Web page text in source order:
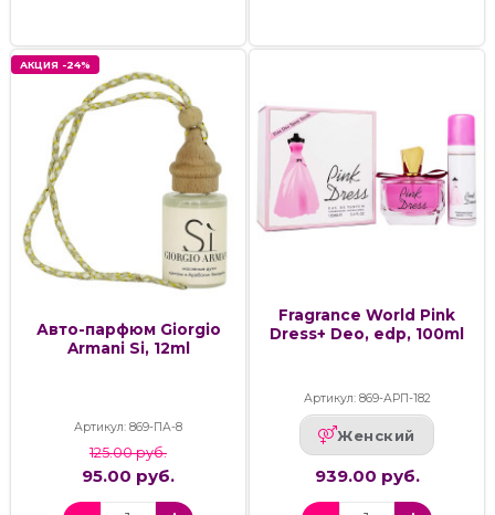
АКЦИЯ -24%
Авто-парфюм Giorgio
Armani Si, 12ml
Артикул: 869-ПА-8
125.00 руб.
95.00 руб.
Fragrance World Pink
Dress+ Deo, edp, 100ml
Артикул: 869-АРП-182
Женский
939.00 руб.